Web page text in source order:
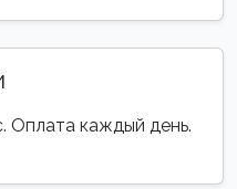
Оплата каждый день.